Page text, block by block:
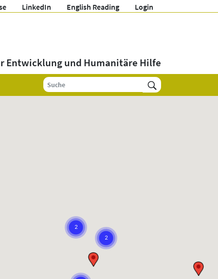
LinkedIn English Reading Login
Entwicklung und Humanitäre Hilfe